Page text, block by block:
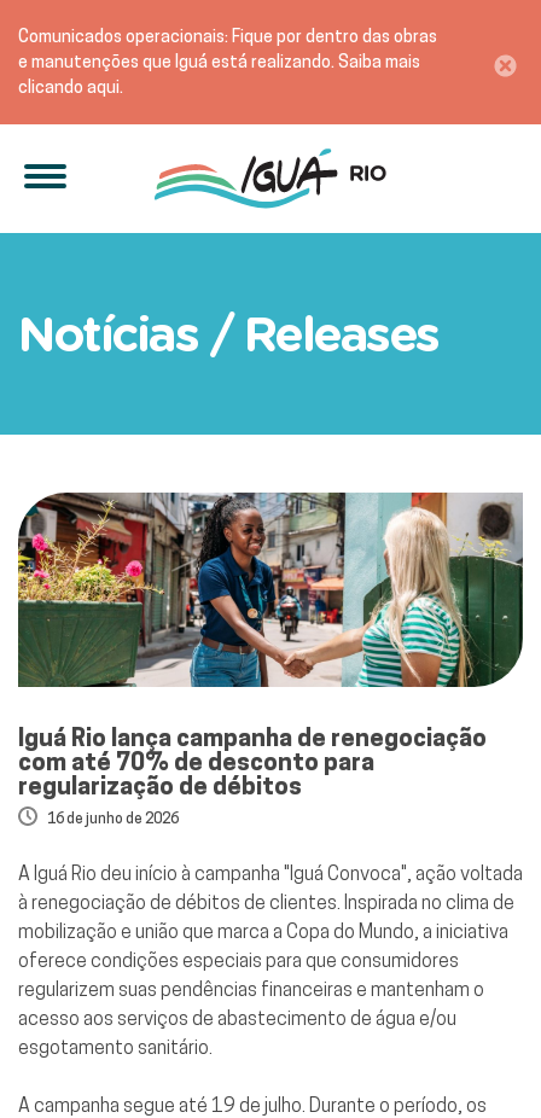
Comunicados operacionais: Fique por dentro das obras
e manutenções que Iguá está realizando. Saiba mais
clicando aqui.
Notícias / Releases
Iguá Rio lança campanha de renegociação
com até 70% de desconto para
regularização de débitos
16 de junho de 2026
A Iguá Rio deu início à campanha "Iguá Convoca", ação voltada
à renegociação de débitos de clientes. Inspirada no clima de
mobilização e união que marca a Copa do Mundo, a iniciativa
oferece condições especiais para que consumidores
regularizem suas pendências financeiras e mantenham o
acesso aos serviços de abastecimento de água e/ou
esgotamento sanitário.
A campanha segue até 19 de julho. Durante o período, os